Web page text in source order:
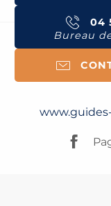
04
Bureau